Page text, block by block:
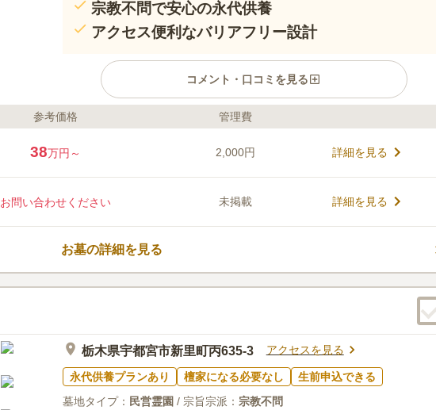
宗教不問で安心の永代供養
アクセス便利なバリアフリー設計
コメント・口コミを見る
ライフドット編集部のコメント
問で永代にわたり供養されるため、安心して利用できます。3霊
区画と4霊区画があり、50年後は合祀墓へ移行されます。アクセ
場も完備され、後継者不要で墓じまいの必要がありません。
口コミ評価
この霊園はまだ誰からも評価されていません。
参考価格 管理費
38万円～ 2,000円 詳細を見る
お問い合わせください 未掲載 詳細を見る
お墓の詳細を見る
栃木県宇都宮市新里町丙635-3 アクセスを見る
永代供養プランあり 檀家になる必要なし
生前申込できる
墓地タイプ： 民営霊園 / 宗旨宗派： 宗教不問